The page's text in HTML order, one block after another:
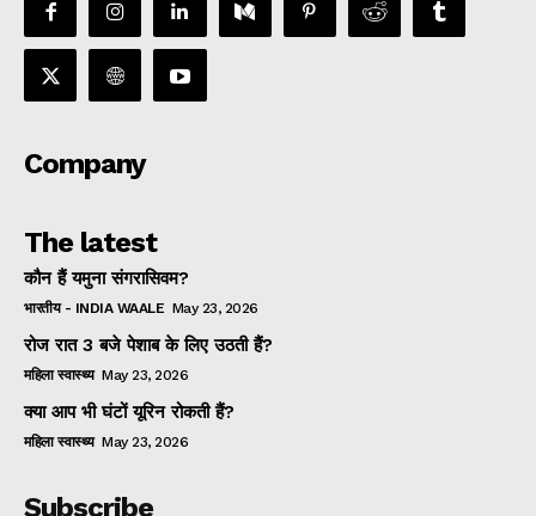
Company
The latest
कौन हैं यमुना संगरासिवम?
भारतीय - INDIA WAALE May 23, 2026
रोज रात 3 बजे पेशाब के लिए उठती हैं?
महिला स्वास्थ्य May 23, 2026
क्या आप भी घंटों यूरिन रोकती हैं?
महिला स्वास्थ्य May 23, 2026
Subscribe